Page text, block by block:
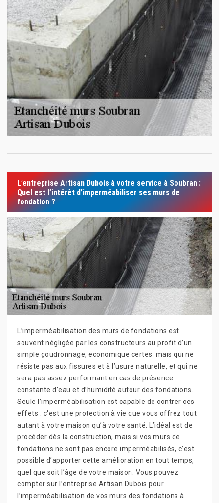
L’entreprise Artisan Dubois à votre service à Soubran :
Quel est l’intérêt d’imperméabiliser ses murs de
fondation ?
L’imperméabilisation des murs de fondations est
souvent négligée par les constructeurs au profit d’un
simple goudronnage, économique certes, mais qui ne
résiste pas aux fissures et à l’usure naturelle, et qui ne
sera pas assez performant en cas de présence
constante d’eau et d’humidité autour des fondations.
Seule l’imperméabilisation est capable de contrer ces
effets : c'est une protection à vie que vous offrez tout
autant à votre maison qu’à votre santé. L’idéal est de
procéder dès la construction, mais si vos murs de
fondations ne sont pas encore imperméabilisés, c’est
possible d’apporter cette amélioration en tout temps,
quel que soit l’âge de votre maison. Vous pouvez
compter sur l’entreprise Artisan Dubois pour
l’imperméabilisation de vos murs des fondations à